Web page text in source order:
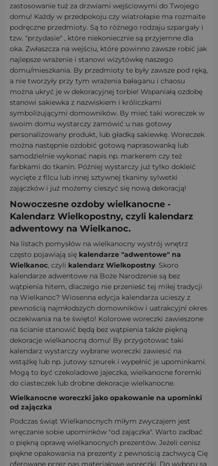
zastosowanie tuż za drzwiami wejściowymi do Twojego
domu! Każdy w przedpokoju czy wiatrołapie ma rozmaite
podręczne przedmioty. Są to różnego rodzaju szpargały i
tzw. "przydasie" , które niekoniecznie są przyjemne dla
oka. Zwłaszcza na wejściu, które powinno zawsze robić jak
najlepsze wrażenie i stanowi wizytówkę naszego
domu/mieszkania. By przedmioty te były zawsze pod ręką,
a nie tworzyły przy tym wrażenia bałaganu i chaosu
można ukryć je w dekoracyjnej torbie! Wspaniałą ozdobę
stanowi sakiewka z nazwiskiem i króliczkami
symbolizującymi domowników. By mieć taki woreczek w
swoim domu wystarczy zamówić u nas gotowy
personalizowany produkt, lub gładką sakiewkę. Woreczek
można następnie ozdobić gotową naprasowanką lub
samodzielnie wykonać napis np. markerem czy też
farbkami do tkanin. Później wystarczy już tylko dokleić
wycięte z filcu lub innej sztywnej tkaniny sylwetki
zajączków i już możemy cieszyć się nową dekoracją!
Nowoczesne ozdoby wielkanocne -
Kalendarz Wielkopostny, czyli kalendarz
adwentowy na Wielkanoc.
Na listach pomysłów na wielkanocny wystrój wnętrz
często pojawiają się kalendarze "adwentowe" na
Wielkanoc, czyli kalendarz Wielkopostny. Skoro
kalendarze adwentowe na Boże Narodzenie są bez
wątpienia hitem, dlaczego nie przenieść tej miłej tradycji
na Wielkanoc? Wiosenna edycja kalendarza ucieszy z
pewnością najmłodszych domowników i uatrakcyjni okres
oczekiwania na te święto! Kolorowe woreczki zawieszone
na ścianie stanowić będą bez wątpienia także piękną
dekoracje wielkanocną domu! By przygotować taki
kalendarz wystarczy wybrane woreczki zawiesić na
wstążkę lub np. jutowy sznurek i wypełnić je upominkami.
Mogą to być czekoladowe jajeczka, wielkanocne foremki
do ciasteczek lub drobne dekoracje wielkanocne.
Wielkanocne woreczki jako opakowanie na upominki
od zajączka
Podczas świąt Wielkanocnych miłym zwyczajem jest
wręczanie sobie upominków "od zajączka". Warto zadbać
o piękną oprawę wielkanocnych prezentów. Jeżeli cenisz
piękne opakowania na prezenty z pewnością zachwycą Cię
oferowane przez nas materiałowe woreczki. Do wyboru są